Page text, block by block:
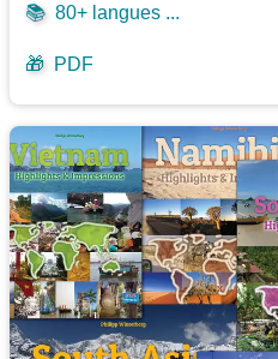
📚 80+ langues ...
🎁 PDF